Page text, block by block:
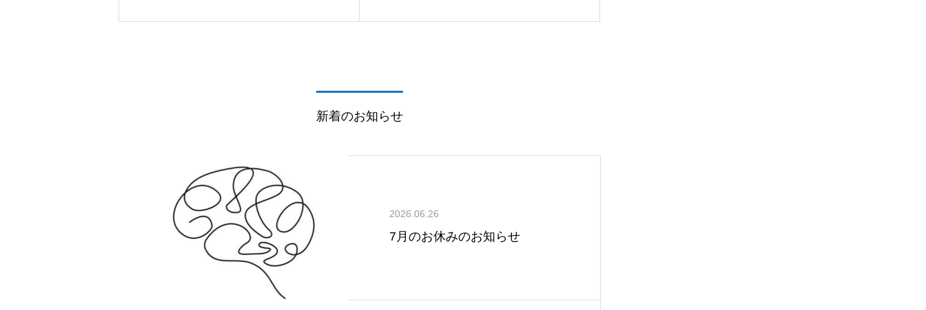
新着のお知らせ
2026.06.26
7月のお休みのお知らせ